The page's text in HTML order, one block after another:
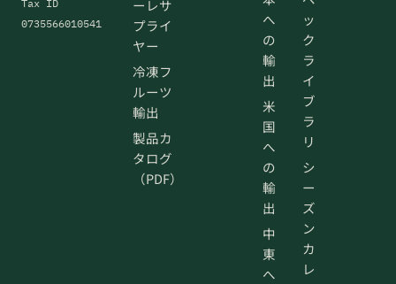
Tax ID
0735566010541
ーレサ
プライ
ヤー
冷凍フ
ルーツ
輸出
製品カ
タログ
（PDF）
へ
の
輸
出
米
国
へ
の
輸
出
中
東
へ
ッ
ク
ラ
イ
ブ
ラ
リ
シ
ー
ズ
ン
カ
レ